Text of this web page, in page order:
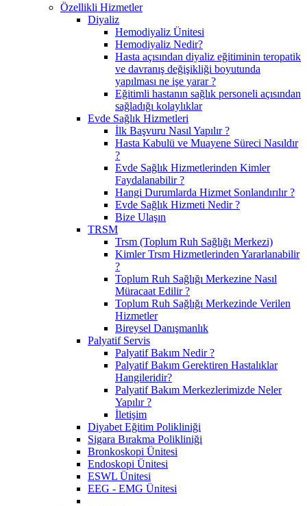
Özellikli Hizmetler
Diyaliz
Hemodiyaliz Ünitesi
Hemodiyaliz Nedir?
Hasta açısından diyaliz eğitiminin teropatik
ve davranış değişikliği boyutunda
yapılması ne işe yarar ?
Eğitimli hastanın sağlık personeli açısından
sağladığı kolaylıklar
Evde Sağlık Hizmetleri
İlk Başvuru Nasıl Yapılır ?
Hasta Kabulü ve Muayene Süreci Nasıldır
?
Evde Sağlık Hizmetlerinden Kimler
Faydalanabilir ?
Hangi Durumlarda Hizmet Sonlandırılır ?
Evde Sağlık Hizmeti Nedir ?
Bize Ulaşın
TRSM
Trsm (Toplum Ruh Sağlığı Merkezi)
Kimler Trsm Hizmetlerinden Yararlanabilir
?
Toplum Ruh Sağlığı Merkezine Nasıl
Müracaat Edilir ?
Toplum Ruh Sağlığı Merkezinde Verilen
Hizmetler
Bireysel Danışmanlık
Palyatif Servis
Palyatif Bakım Nedir ?
Palyatif Bakım Gerektiren Hastalıklar
Hangileridir?
Palyatif Bakım Merkezlerimizde Neler
Yapılır ?
İletişim
Diyabet Eğitim Polikliniği
Sigara Bırakma Polikliniği
Bronkoskopi Ünitesi
Endoskopi Ünitesi
ESWL Ünitesi
EEG - EMG Ünitesi